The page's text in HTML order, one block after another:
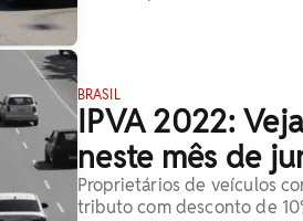
BRASIL
IPVA 2022:
neste mês de
Proprietários de veículos
tributo com desconto de